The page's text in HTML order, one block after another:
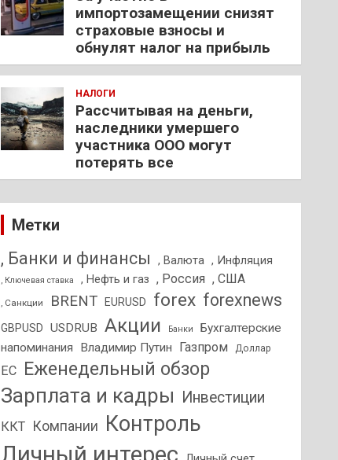
импортозамещении снизят
страховые взносы и
обнулят налог на прибыль
НАЛОГИ
Рассчитывая на деньги,
наследники умершего
участника ООО могут
потерять все
Метки
, Банки и финансы , Валюта , Инфляция
, Ключевая ставка , Нефть и газ , Россия , США
, Санкции BRENT EURUSD forex forexnews
GBPUSD USDRUB Акции Банки
Бухгалтерские
напоминания
Владимир Путин Газпром Доллар
ЕС Еженедельный обзор
Зарплата и кадры Инвестиции
ККТ Компании Контроль
Личный интерес